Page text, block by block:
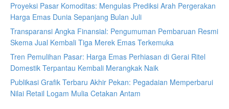
Proyeksi Pasar Komoditas: Mengulas Prediksi Arah Pergerakan
Harga Emas Dunia Sepanjang Bulan Juli
Transparansi Angka Finansial: Pengumuman Pembaruan Resmi
Skema Jual Kembali Tiga Merek Emas Terkemuka
Tren Pemulihan Pasar: Harga Emas Perhiasan di Gerai Ritel
Domestik Terpantau Kembali Merangkak Naik
Publikasi Grafik Terbaru Akhir Pekan: Pegadaian Memperbarui
Nilai Retail Logam Mulia Cetakan Antam